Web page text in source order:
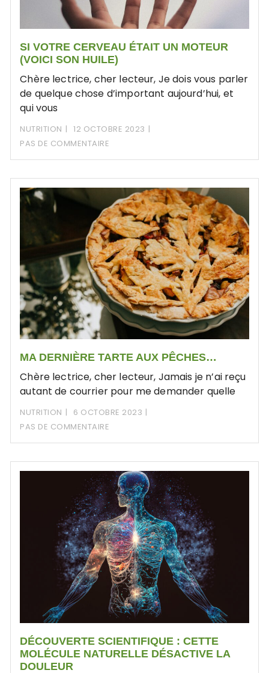
SI VOTRE CERVEAU ÉTAIT UN MOTEUR
(VOICI SON HUILE)
Chère lectrice, cher lecteur, Je dois vous parler
de quelque chose d’important aujourd’hui, et
qui vous
NUTRITION
12 OCTOBRE 2023
PAS DE COMMENTAIRE
MA DERNIÈRE TARTE AUX PÊCHES…
Chère lectrice, cher lecteur, Jamais je n’ai reçu
autant de courrier pour me demander quelle
NUTRITION
6 OCTOBRE 2023
PAS DE COMMENTAIRE
DÉCOUVERTE SCIENTIFIQUE : CETTE
MOLÉCULE NATURELLE DÉSACTIVE LA
DOULEUR ​